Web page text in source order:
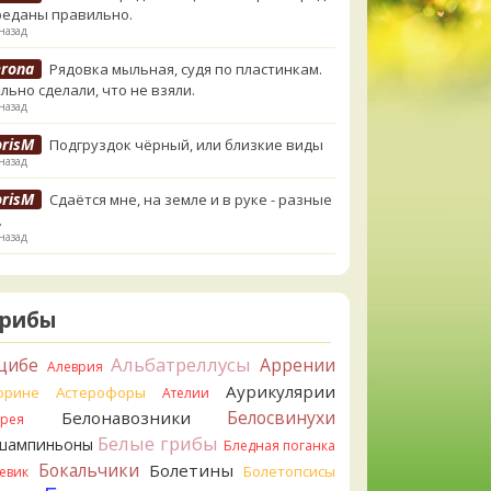
правильно.
Рядовка мыльная, судя по пластинкам.
сделали, что не взяли.
Подгруздок чёрный, или близкие виды
Сдаётся мне, на земле и в руке - разные
Вони не было, но вода и гриб при варке
желтеть. Выкинул. Большое спасибо.
Да. Но они не все безоговорочно
В следующий раз вырвите его
Алеврия Альбатреллусы Аррении
Астерофоры Ателии Аурикулярии
Белонавозники Белосвинухи
Белые грибы Бледная поганка
Бокальчики Болетины Болетопсисы